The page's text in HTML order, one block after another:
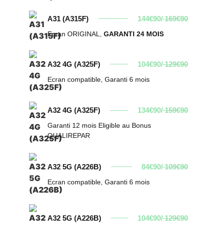
A31 (A315F) 144€90/169€90
Ecran ORIGINAL,GARANTI 24 MOIS
A32 4G (A325F) 104€90/129€90
Ecran compatible, Garanti 6 mois
A32 4G (A325F) 134€90/159€90
Garanti 12 mois Eligible au Bonus
QUALIREPAR
A32 5G (A226B) 84€90/109€90
Ecran compatible, Garanti 6 mois
A32 5G (A226B) 104€90/129€90